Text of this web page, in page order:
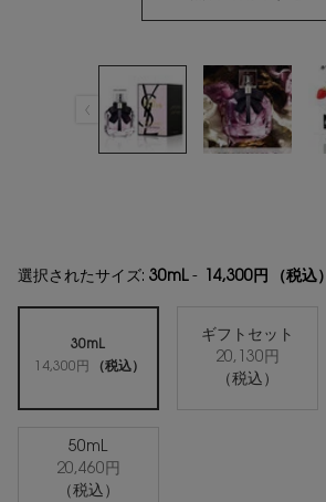
選択されたサイズ: 30mL- 14,300円 （税込）
選択済み
30mL
14,300円
（税込）
, 1/4 選択済み
ギフトセット
20,130円
（税込）
, 2/4
選択済み
50mL
20,460円
（税込）
, 4/4